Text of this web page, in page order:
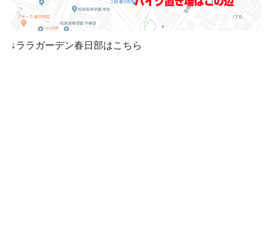
↓ララガーデン春日部はこちら